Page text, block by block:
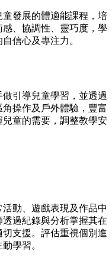
發展的體適能課程，培
、協調性、靈巧度，學
信心及專注力。
引導兒童學習，並透過
操作及戶外體驗，豐富
童的需要，調整教學安
動、遊戲表現及作品中
過紀錄與分析掌握其在
支援。評估重視個別進
學習。